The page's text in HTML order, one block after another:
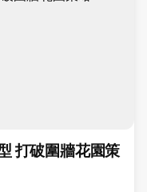
打破圍牆花園策